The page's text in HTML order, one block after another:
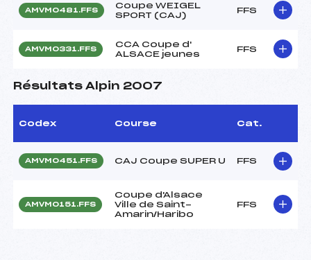
AMVM0481.FFS
Coupe WEIGEL
SPORT (CAJ)
FFS
AMVM0331.FFS
CCA Coupe d'
ALSACE jeunes
FFS
Résultats Alpin 2007
Codex Course Cat.
AMVM0451.FFS CAJ Coupe SUPER U FFS
AMVM0151.FFS
Coupe d'Alsace
Ville de Saint-
Amarin/Haribo
FFS